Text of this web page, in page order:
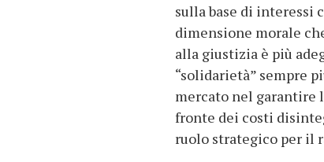
sulla base di interessi
dimensione morale
alla giustizia è più
“solidarietà” sempre
mercato nel garantire
fronte dei costi
ruolo strategico per il